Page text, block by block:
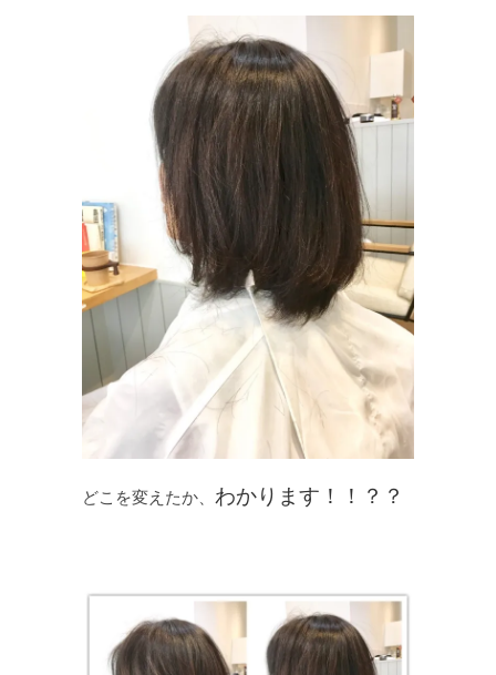
どこを変えたか、 わかります！！？？